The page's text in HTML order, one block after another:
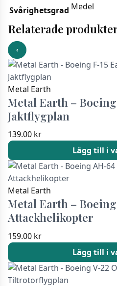
Svårighetsgrad Medel
Relaterade
‹
Metal Earth
Metal Earth – Boeing
Jaktflygplan
139.00 kr
Lägg till i
Metal Earth
Metal Earth –
Attackhelikopter
159.00 kr
Lägg till i